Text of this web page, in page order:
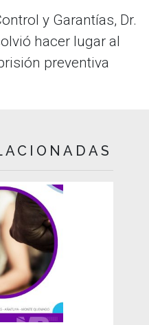
y Garantías, Dr.
hacer lugar al
preventiva